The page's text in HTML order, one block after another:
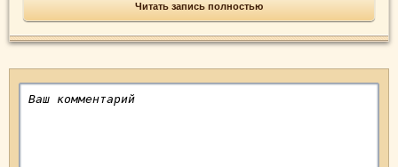
Читать запись полностью